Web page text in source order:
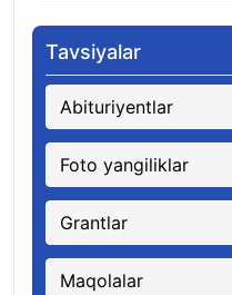
Tavsiyalar
Abituriyentlar
Foto yangiliklar
Grantlar
Maqolalar